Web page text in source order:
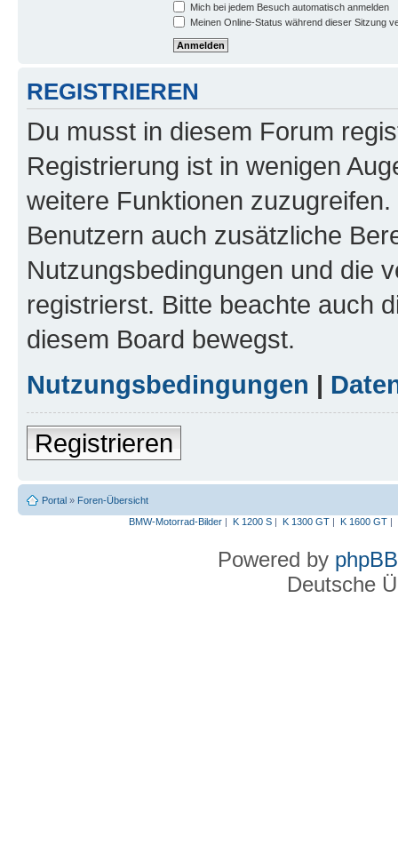
Mich bei jedem Besuch automatisch anmelden
Meinen Online-Status während dieser Sitzung
REGISTRIEREN
Du musst in diesem Forum
Registrierung ist in wenigen
weitere Funktionen
Benutzern auch zusätzliche
Nutzungsbedingungen und die
registrierst. Bitte beachte auch
diesem Board bewegst.
Nutzungsbedingungen |
Registrieren
Portal » Foren-Übersicht
BMW-Motorrad-Bilder| K 1200 S| K 1300 GT| K 1600 GT|
Powered by phpBB
Deutsche